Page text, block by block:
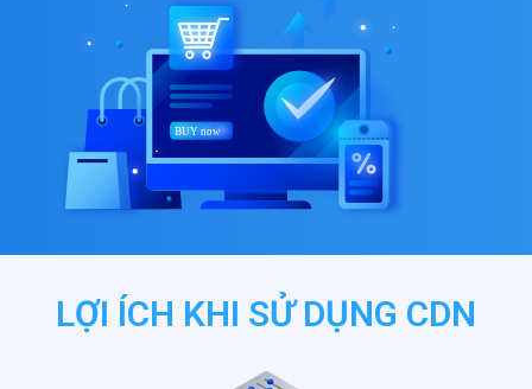
LỢI ÍCH KHI SỬ DỤNG CDN